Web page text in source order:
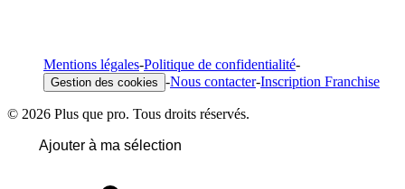
Mentions légales-Politique de confidentialité-
Gestion des cookies -Nous contacter-Inscription Franchise
© 2026 Plus que pro. Tous droits réservés.
Ajouter à ma sélection